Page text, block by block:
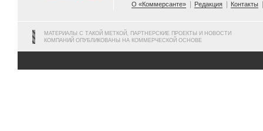
О «Коммерсанте»
Редакция Контакты
МАТЕРИАЛЫ С ТАКОЙ МЕТКОЙ, ПАРТНЕРСКИЕ ПРОЕКТЫ И НОВОСТИ
КОМПАНИЙ ОПУБЛИКОВАНЫ НА КОММЕРЧЕСКОЙ ОСНОВЕ